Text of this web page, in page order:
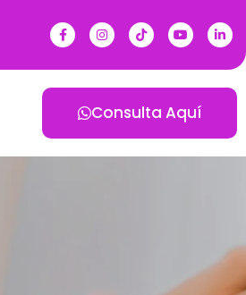
Consulta Aquí